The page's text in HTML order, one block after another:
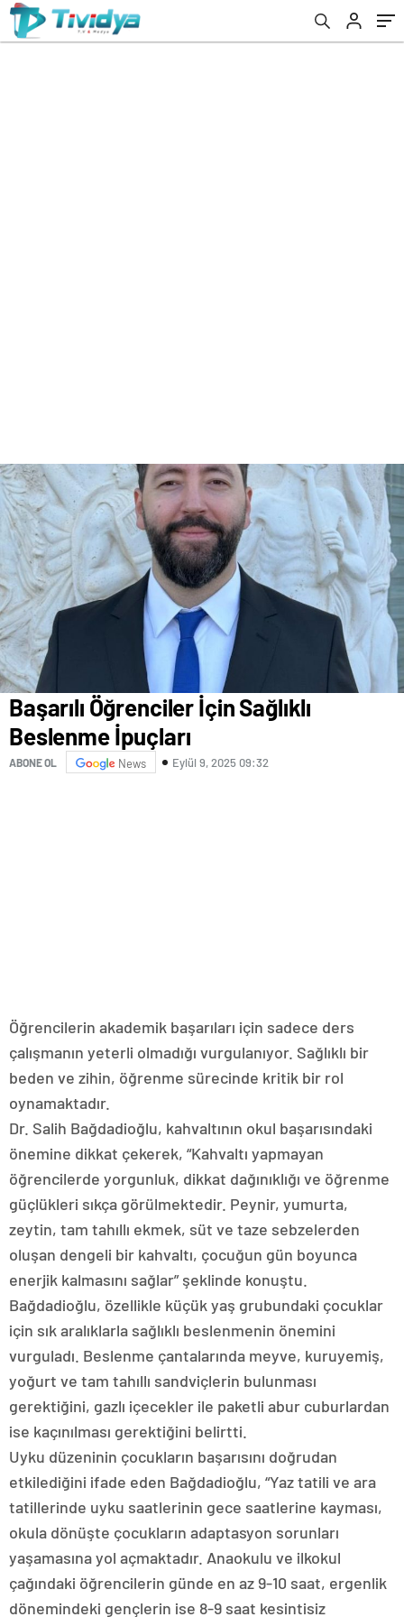
evden
eve
nakliyat
Başarılı Öğrenciler İçin Sağlıklı
Beslenme İpuçları
ABONE OL News Eylül 9, 2025 09:32
Öğrencilerin akademik başarıları için sadece ders
çalışmanın yeterli olmadığı vurgulanıyor. Sağlıklı bir
beden ve zihin, öğrenme sürecinde kritik bir rol
oynamaktadır.
Dr. Salih Bağdadioğlu, kahvaltının okul başarısındaki
önemine dikkat çekerek, “Kahvaltı yapmayan
öğrencilerde yorgunluk, dikkat dağınıklığı ve öğrenme
güçlükleri sıkça görülmektedir. Peynir, yumurta,
zeytin, tam tahıllı ekmek, süt ve taze sebzelerden
oluşan dengeli bir kahvaltı, çocuğun gün boyunca
enerjik kalmasını sağlar” şeklinde konuştu.
Bağdadioğlu, özellikle küçük yaş grubundaki çocuklar
için sık aralıklarla sağlıklı beslenmenin önemini
vurguladı. Beslenme çantalarında meyve, kuruyemiş,
yoğurt ve tam tahıllı sandviçlerin bulunması
gerektiğini, gazlı içecekler ile paketli abur cuburlardan
ise kaçınılması gerektiğini belirtti.
Uyku düzeninin çocukların başarısını doğrudan
etkilediğini ifade eden Bağdadioğlu, “Yaz tatili ve ara
tatillerinde uyku saatlerinin gece saatlerine kayması,
okula dönüşte çocukların adaptasyon sorunları
yaşamasına yol açmaktadır. Anaokulu ve ilkokul
çağındaki öğrencilerin günde en az 9-10 saat, ergenlik
dönemindeki gençlerin ise 8-9 saat kesintisiz